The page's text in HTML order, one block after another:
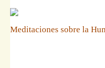
Meditaciones sobre la